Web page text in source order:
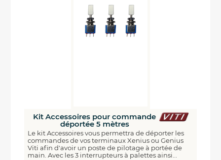
Kit Accessoires pour commande
déportée 5 mètres
Le kit Accessoires vous permettra de déporter les
commandes de vos terminaux Xenius ou Genius
Viti afin d'avoir un poste de pilotage à portée de
main. Avec les 3 interrupteurs à palettes ainsi...